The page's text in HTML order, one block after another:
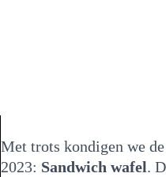
Met trots kondigen we
2023: Sandwich wafel.